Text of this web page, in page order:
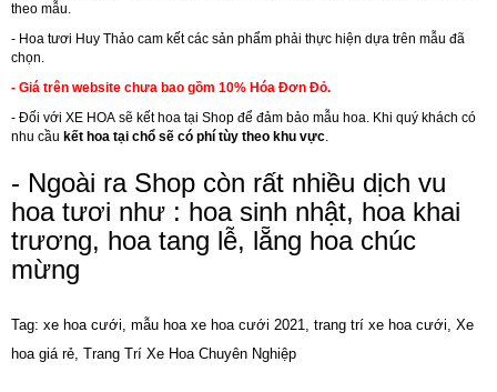
theo mẫu.
- Hoa tươi Huy Thảo cam kết các sản phẩm phải thực hiện dựa trên mẫu đã
chọn.
- Giá trên website chưa bao gồm 10% Hóa Đơn Đỏ.
- Đối với XE HOA sẽ kết hoa tại Shop để đảm bảo mẫu hoa. Khi quý khách có
nhu cầu kết hoa tại chổ sẽ có phí tùy theo khu vực.
- Ngoài ra Shop còn rất nhiều dịch vu
hoa tươi như : hoa sinh nhật, hoa khai
trương, hoa tang lễ, lẵng hoa chúc
mừng
Tag: xe hoa cưới, mẫu hoa xe hoa cưới 2021, trang trí xe hoa cưới, Xe
hoa giá rẻ, Trang Trí Xe Hoa Chuyên Nghiệp